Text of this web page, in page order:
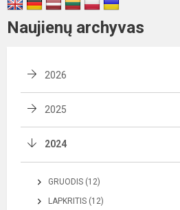
Naujienų archyvas
2026
2025
2024
GRUODIS (12)
LAPKRITIS (12)